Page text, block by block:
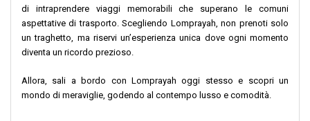
di intraprendere viaggi memorabili che superano le comuni
aspettative di trasporto. Scegliendo Lomprayah, non prenoti solo
un traghetto, ma riservi un’esperienza unica dove ogni momento
diventa un ricordo prezioso.
Allora, sali a bordo con Lomprayah oggi stesso e scopri un
mondo di meraviglie, godendo al contempo lusso e comodità.